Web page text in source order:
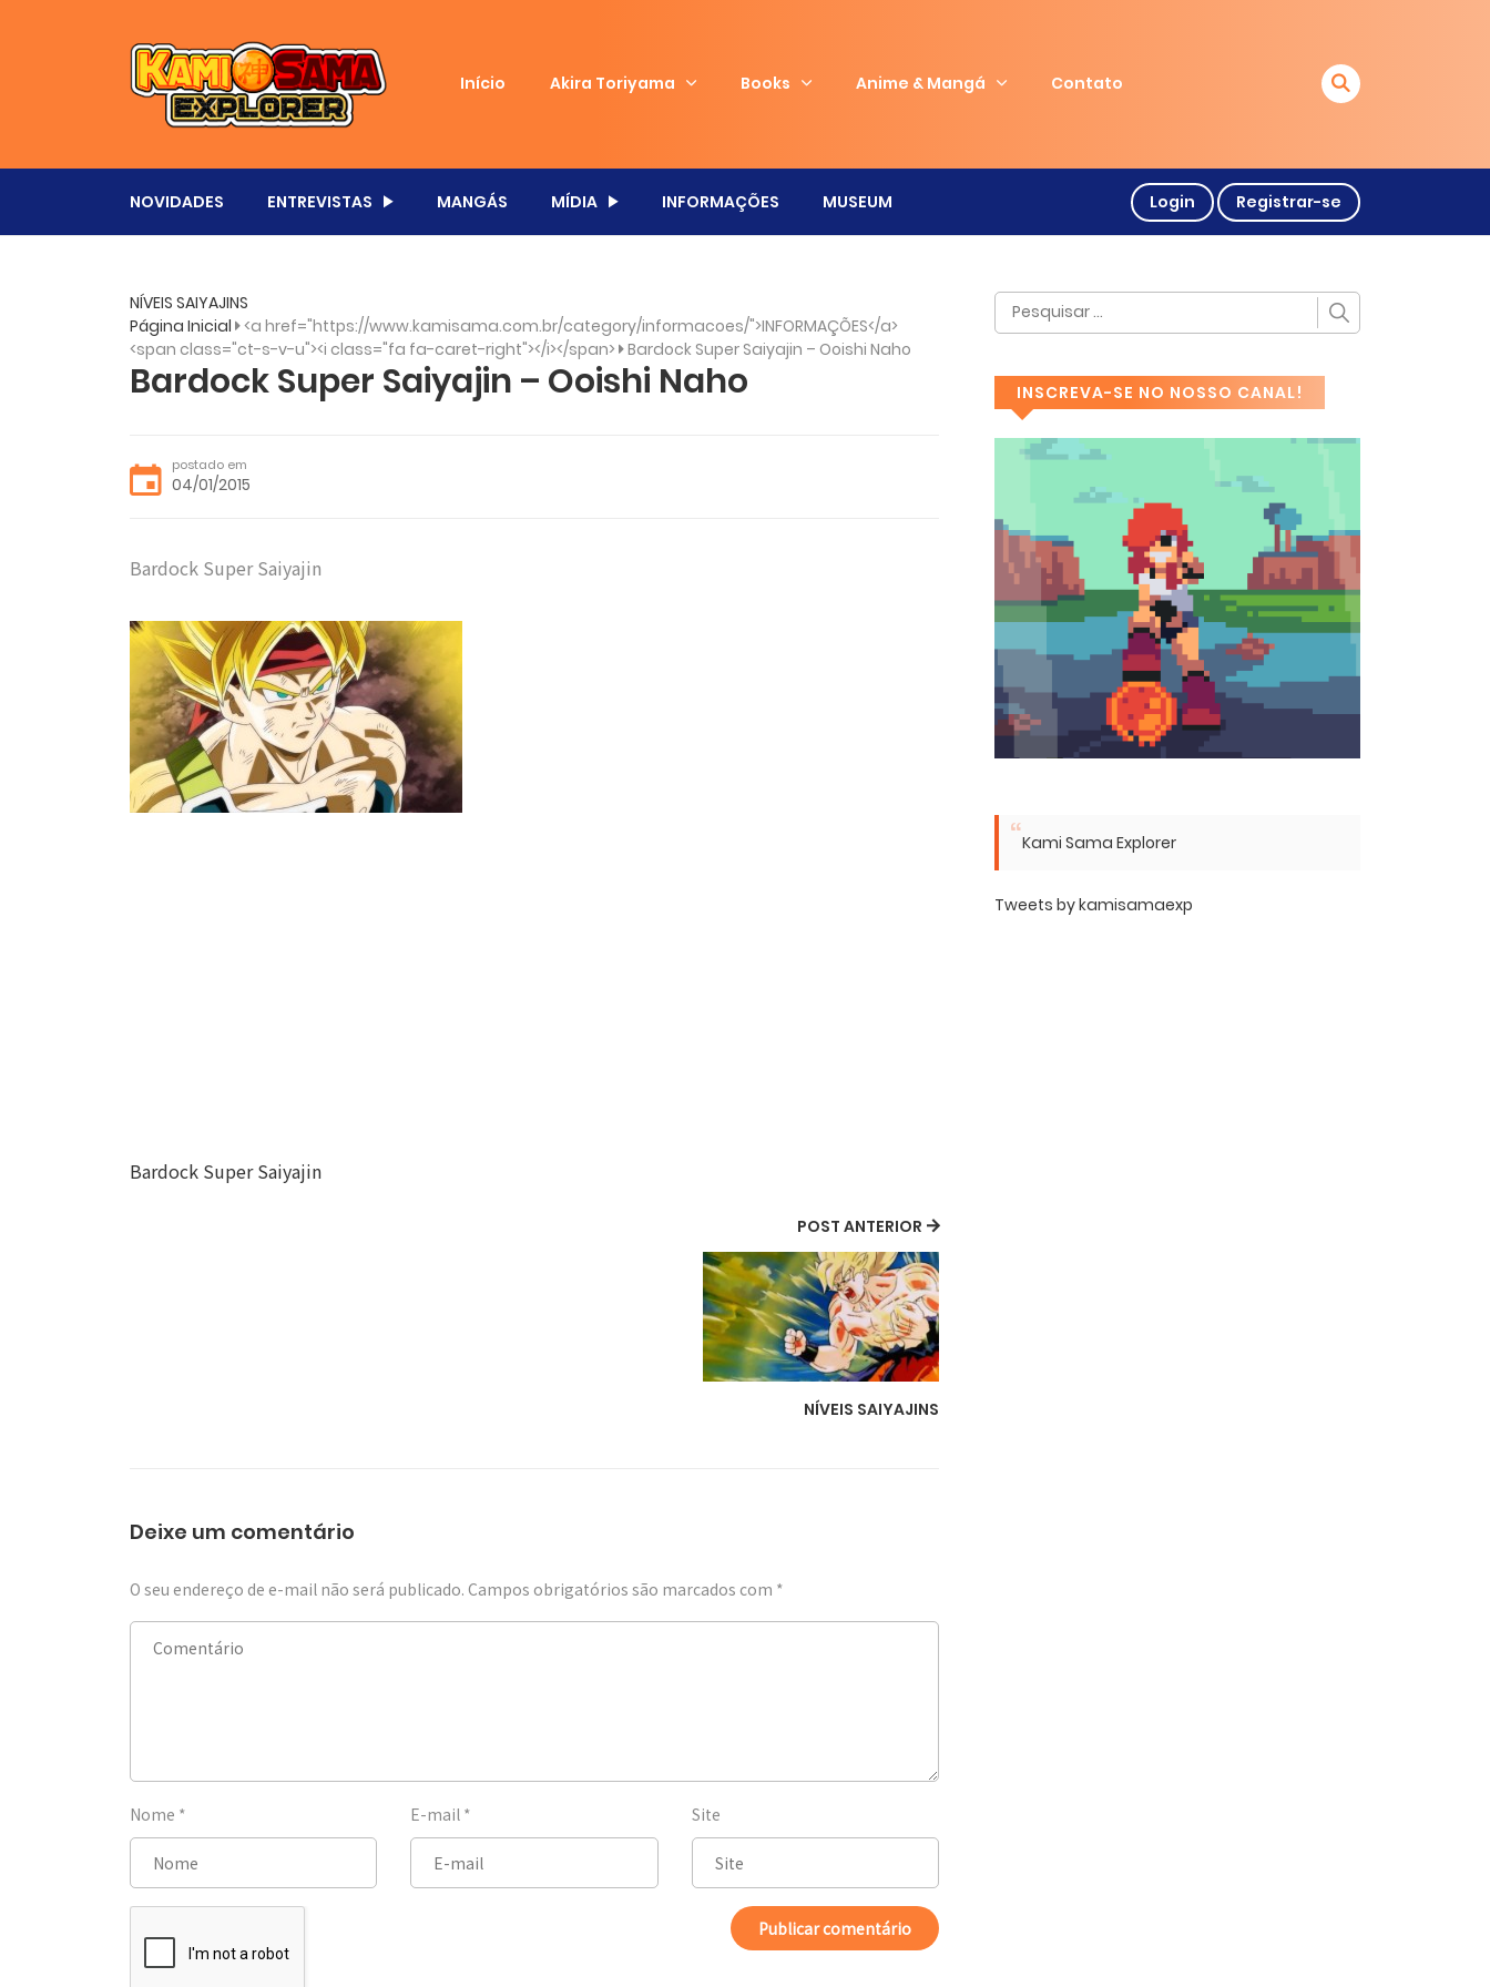
Início Akira Toriyama Books Anime & Mangá Contato
NOVIDADES ENTREVISTAS MANGÁS MÍDIA INFORMAÇÕES MUSEUM Login Registrar-se
NÍVEIS SAIYAJINS
Página Inicial <a href="https://www.kamisama.com.br/category/informacoes/">INFORMAÇÕES</a>
<span class="ct-s-v-u"><i class="fa fa-caret-right"></i></span> Bardock Super Saiyajin – Ooishi Naho
Bardock Super Saiyajin – Ooishi Naho
postado em
04/01/2015
Bardock Super Saiyajin
Bardock Super Saiyajin
POST ANTERIOR
NÍVEIS SAIYAJINS
Deixe um comentário
O seu endereço de e-mail não será publicado. Campos obrigatórios são marcados com *
Nome * E-mail * Site
INSCREVA-SE NO NOSSO CANAL!
Kami Sama Explorer
Tweets by kamisamaexp